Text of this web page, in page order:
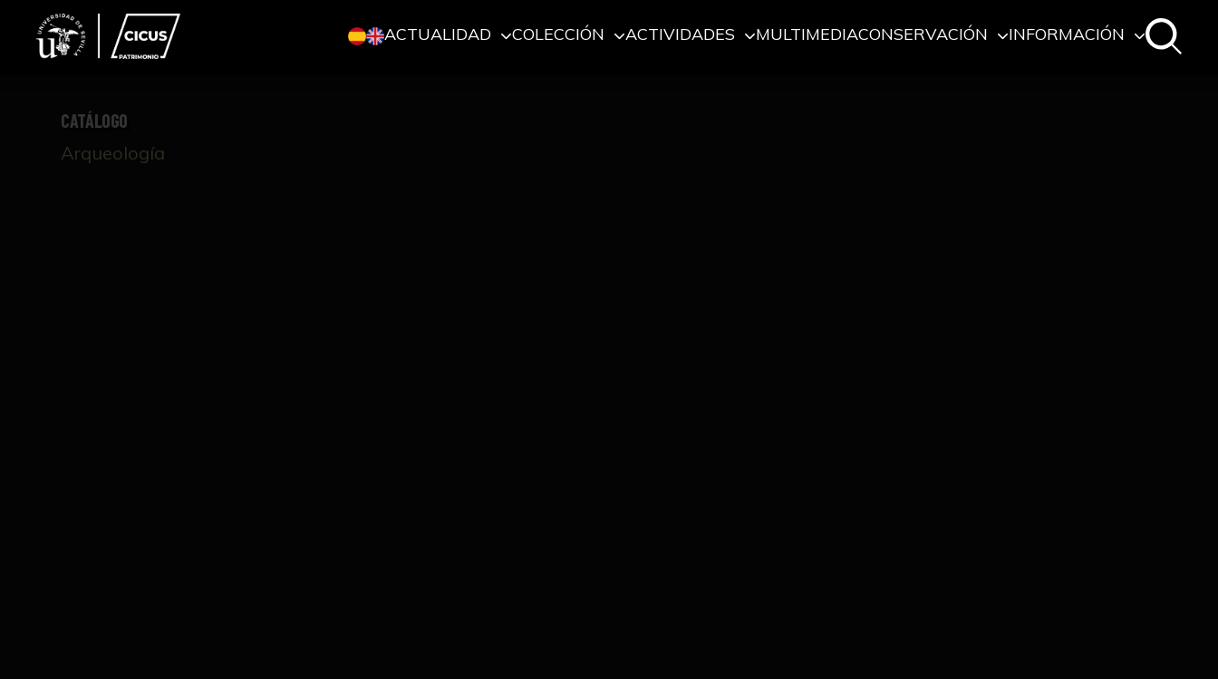
ACTUALIDAD COLECCIÓN ACTIVIDADES MULTIMEDIACONSERVACIÓN INFORMACIÓN
CATÁLOGO
Arqueología